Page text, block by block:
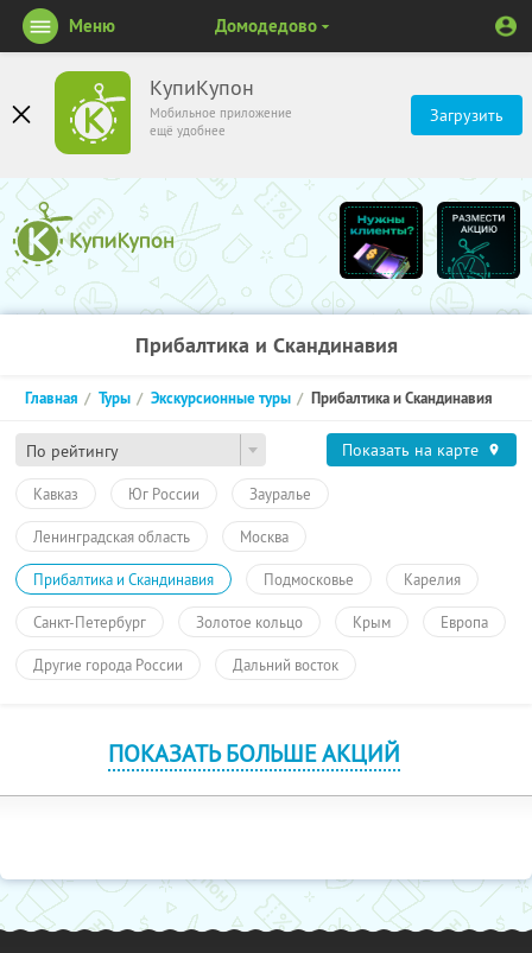
КупиКупон
Мобильное приложение
ещё удобнее
Загрузить
Меню Домодедово
Прибалтика и Скандинавия
По рейтингу
Главная Туры Экскурсионные туры Прибалтика и Скандинавия
Показать на карте
Кавказ Юг России Зауралье
Ленинградская область Москва
Прибалтика и Скандинавия Подмосковье Карелия
Санкт-Петербург Золотое кольцо Крым Европа
Другие города России Дальний восток
ПОКАЗАТЬ БОЛЬШЕ АКЦИЙ